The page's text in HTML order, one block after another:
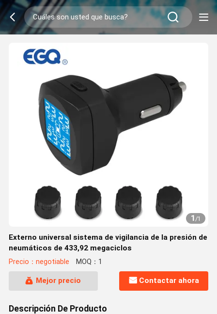
1/1
Externo universal sistema de vigilancia de la presión de
neumáticos de 433,92 megaciclos
Precio：negotiable MOQ：1
Mejor precio Contactar ahora
Descripción De Producto